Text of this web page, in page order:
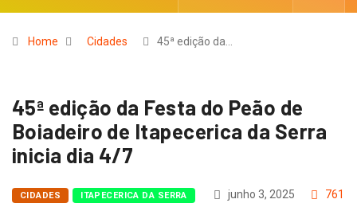
Home Cidades 45ª edição da…
45ª edição da Festa do Peão de
Boiadeiro de Itapecerica da Serra
inicia dia 4/7
CIDADES ITAPECERICA DA SERRA junho 3, 2025 761